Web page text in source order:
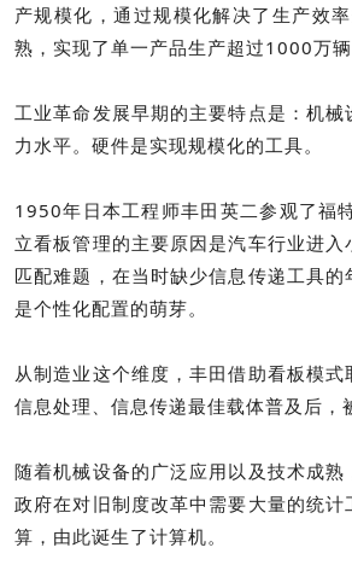
产规模化，通过规模化解决了生产效
熟，实现了单一产品生产超过1000万辆
工业革命发展早期的主要特点是：机械
力水平。硬件是实现规模化的工具。
1950年日本工程师丰田英二参观了福
立看板管理的主要原因是汽车行业进
匹配难题，在当时缺少信息传递工具
是个性化配置的萌芽。
从制造业这个维度，丰田借助看板模
信息处理、信息传递最佳载体普及后
随着机械设备的广泛应用以及技术成
政府在对旧制度改革中需要大量的统
算，由此诞生了计算机。